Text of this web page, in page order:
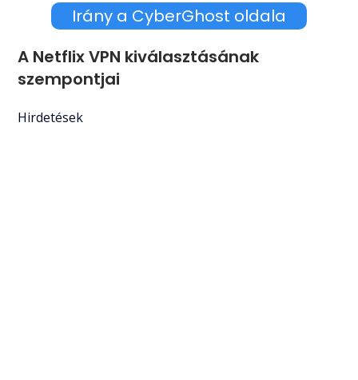
Irány a CyberGhost oldala
A Netflix VPN kiválasztásának
szempontjai
Hirdetések